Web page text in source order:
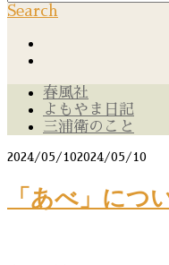
Search
春風社
よもやま日記
三浦衛のこと
2024/05/102024/05/10
「あべ」につ